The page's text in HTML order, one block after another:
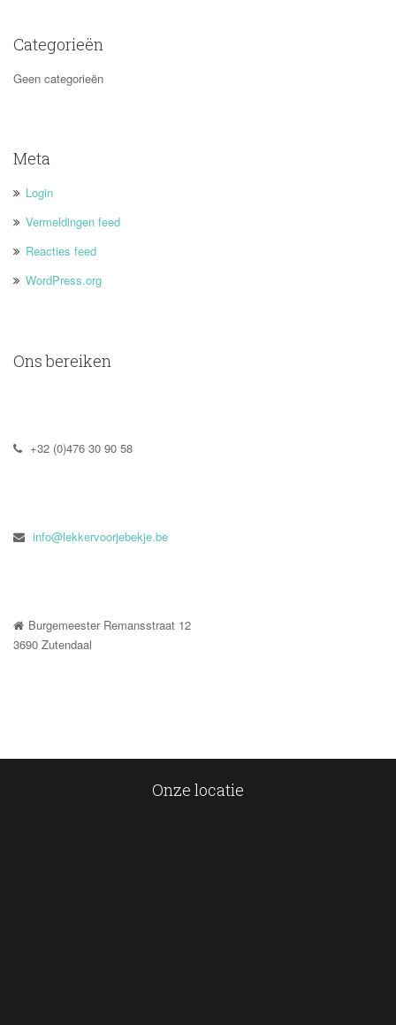
Categorieën
Geen categorieën
Meta
Login
Vermeldingen feed
Reacties feed
WordPress.org
Ons bereiken
+32 (0)476 30 90 58
info@lekkervoorjebekje.be
Burgemeester Remansstraat 12
3690 Zutendaal
Onze locatie